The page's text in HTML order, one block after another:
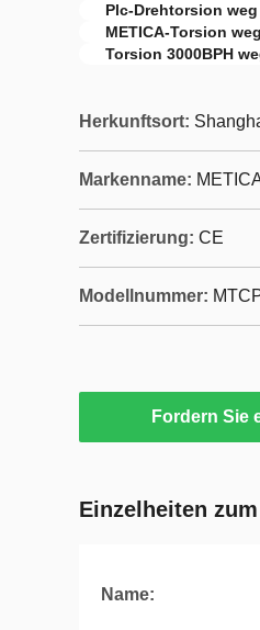
Plc-Drehtorsion
METICA-Torsion
Torsion 3000BPH
Herkunftsort:
Markenname:
Zertifizierung: CE
Modellnummer:
Fordern Sie
Einzelheiten
Name: